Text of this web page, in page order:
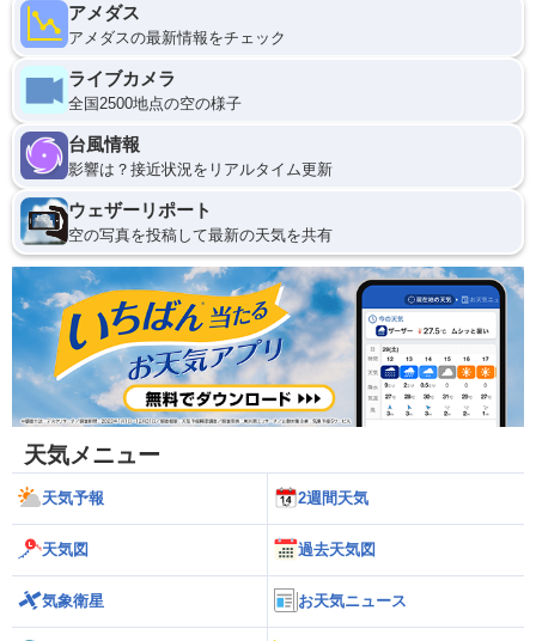
アメダス
アメダスの最新情報をチェック
ライブカメラ
全国2500地点の空の様子
台風情報
影響は？接近状況をリアルタイム更新
ウェザーリポート
空の写真を投稿して最新の天気を共有
天気メニュー
天気予報 2週間天気
天気図 過去天気図
気象衛星 お天気ニュース